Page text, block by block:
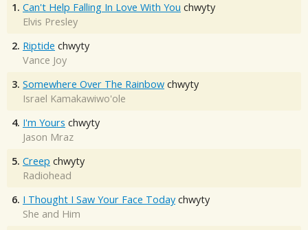
1. Can't Help Falling In Love With You chwyty
Elvis Presley
2. Riptide chwyty
Vance Joy
3. Somewhere Over The Rainbow chwyty
Israel Kamakawiwo'ole
4. I'm Yours chwyty
Jason Mraz
5. Creep chwyty
Radiohead
6. I Thought I Saw Your Face Today chwyty
She and Him